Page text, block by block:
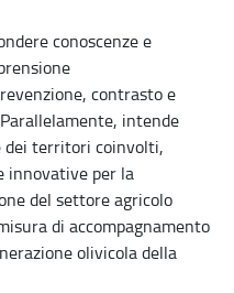
conoscenze e
contrasto e
intende
dei territori coinvolti,
innovative per la
del settore agricolo
di accompagnamento
olivicola della